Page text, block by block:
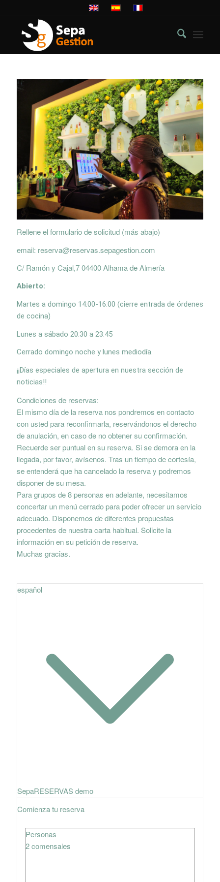
Rellene el formulario de solicitud (más abajo)
email: reserva@reservas.sepagestion.com
C/ Ramón y Cajal,7 04400 Alhama de Almería
Abierto:
Martes a domingo 14:00-16:00 (cierre entrada de órdenes
de cocina)
Lunes a sábado 20:30 a 23:45
Cerrado domingo noche y lunes mediodía.
¡¡Días especiales de apertura en nuestra sección de
noticias!!
Condiciones de reservas:
El mismo día de la reserva nos pondremos en contacto
con usted para reconfirmarla, reservándonos el derecho
de anulación, en caso de no obtener su confirmación.
Recuerde ser puntual en su reserva. Si se demora en la
llegada, por favor, avísenos. Tras un tiempo de cortesía,
se entenderá que ha cancelado la reserva y podremos
disponer de su mesa.
Para grupos de 8 personas en adelante, necesitamos
concertar un menú cerrado para poder ofrecer un servicio
adecuado. Disponemos de diferentes propuestas
procedentes de nuestra carta habitual. Solicite la
información en su petición de reserva.
Muchas gracias.
español
SepaRESERVAS demo
Comienza tu reserva
Personas
2 comensales